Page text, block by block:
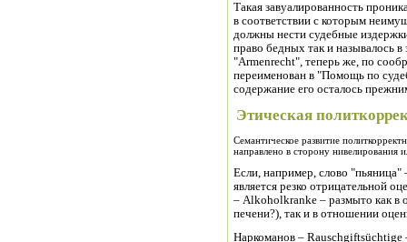
Такая завуалированность
в соответствии с которым
должны нести судебные
право бедных так и называлось в
"Armenrecht", теперь же, по
переименован в "Помощь по
содержание его осталось
Этическая
Семантическое развитие
направлено в сторону нивелирования
Если, например, слово
является резко отрицательной
– Alkoholkranke – размыто как в
печени?), так и в отношении
Наркоманов – Rauschgiftsüchtige